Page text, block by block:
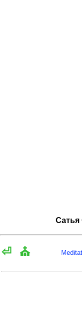
Сатья
⏎ ⛪